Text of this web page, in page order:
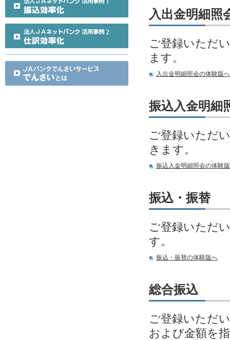
入出金明細照
ご登録いただ
ます。
入出金明細照会の体験版へ
振込入金明細
ご登録いただ
きます。
振込入金明細照会の体験
振込・振替
ご登録いただ
す。
振込・振替の体験版へ
総合振込
ご登録いただ
および金額を